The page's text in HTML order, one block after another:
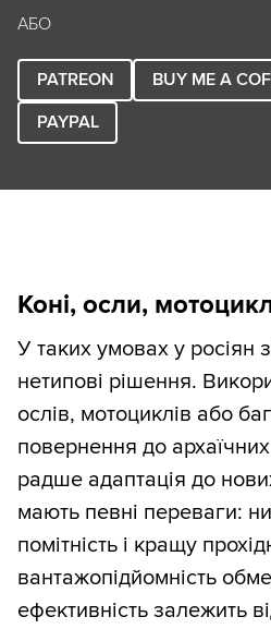
АБО
PATREON BUY ME A
PAYPAL
Коні, осли,
У таких умовах у росіян
нетипові рішення.
ослів, мотоциклів або
повернення до
радше адаптація до
мають певні переваги:
помітність і кращу
вантажопідйомність
ефективність залежить